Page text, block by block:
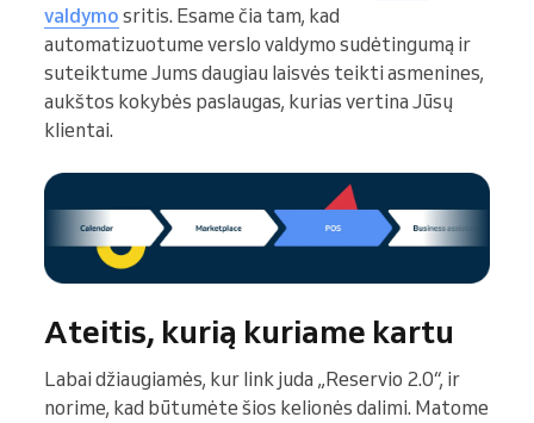
valdymo sritis. Esame čia tam, kad
automatizuotume verslo valdymo sudėtingumą ir
suteiktume Jums daugiau laisvės teikti asmenines,
aukštos kokybės paslaugas, kurias vertina Jūsų
klientai.
Ateitis, kurią kuriame kartu
Labai džiaugiamės, kur link juda „Reservio 2.0“, ir
norime, kad būtumėte šios kelionės dalimi. Matome